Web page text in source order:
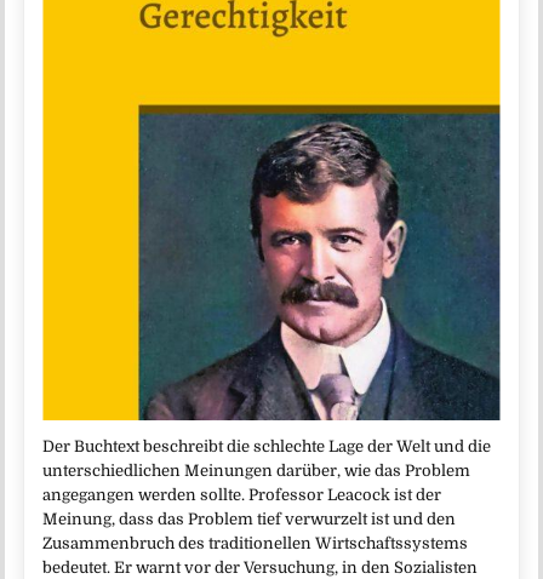
Der Buchtext beschreibt die schlechte Lage der Welt und die
unterschiedlichen Meinungen darüber, wie das Problem
angegangen werden sollte. Professor Leacock ist der
Meinung, dass das Problem tief verwurzelt ist und den
Zusammenbruch des traditionellen Wirtschaftssystems
bedeutet. Er warnt vor der Versuchung, in den Sozialisten